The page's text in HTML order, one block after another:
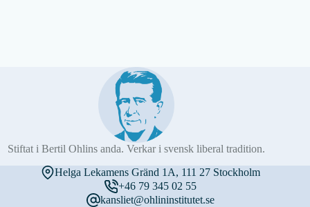
Stiftat i Bertil Ohlins anda. Verkar i svensk liberal tradition.
Helga Lekamens Gränd 1A, 111 27 Stockholm
+46 79 345 02 55
kansliet@ohlininstitutet.se